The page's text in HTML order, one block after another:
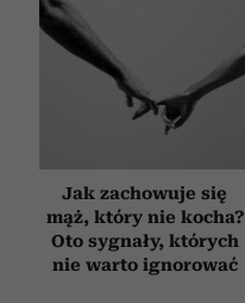
Jak zachowuje się
mąż, który nie kocha?
Oto sygnały, których
nie warto ignorować